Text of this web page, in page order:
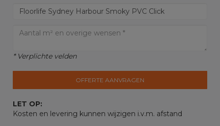
* Verplichte velden
OFFERTE AANVRAGEN
LET OP:
Kosten en levering kunnen wijzigen i.v.m. afstand